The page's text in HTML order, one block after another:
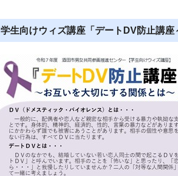
学生向けウィズ講座「デートDV防止講座